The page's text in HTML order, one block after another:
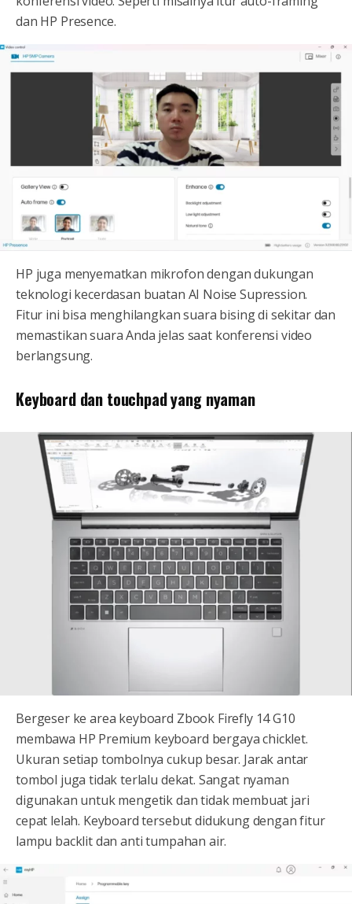
dan HP Presence.
HP juga menyematkan mikrofon dengan dukungan
teknologi kecerdasan buatan AI Noise Supression.
Fitur ini bisa menghilangkan suara bising di sekitar dan
memastikan suara Anda jelas saat konferensi video
berlangsung.
Keyboard dan touchpad yang nyaman
Bergeser ke area keyboard Zbook Firefly 14 G10
membawa HP Premium keyboard bergaya chicklet.
Ukuran setiap tombolnya cukup besar. Jarak antar
tombol juga tidak terlalu dekat. Sangat nyaman
digunakan untuk mengetik dan tidak membuat jari
cepat lelah. Keyboard tersebut didukung dengan fitur
lampu backlit dan anti tumpahan air.